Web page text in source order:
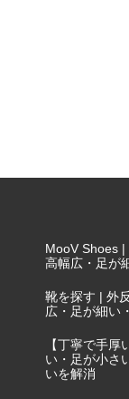
MooV Shoes |
高幅広・足が
靴を探す | 外
広・足が細い
【丁寧で手
い・足が小さ
いを解消